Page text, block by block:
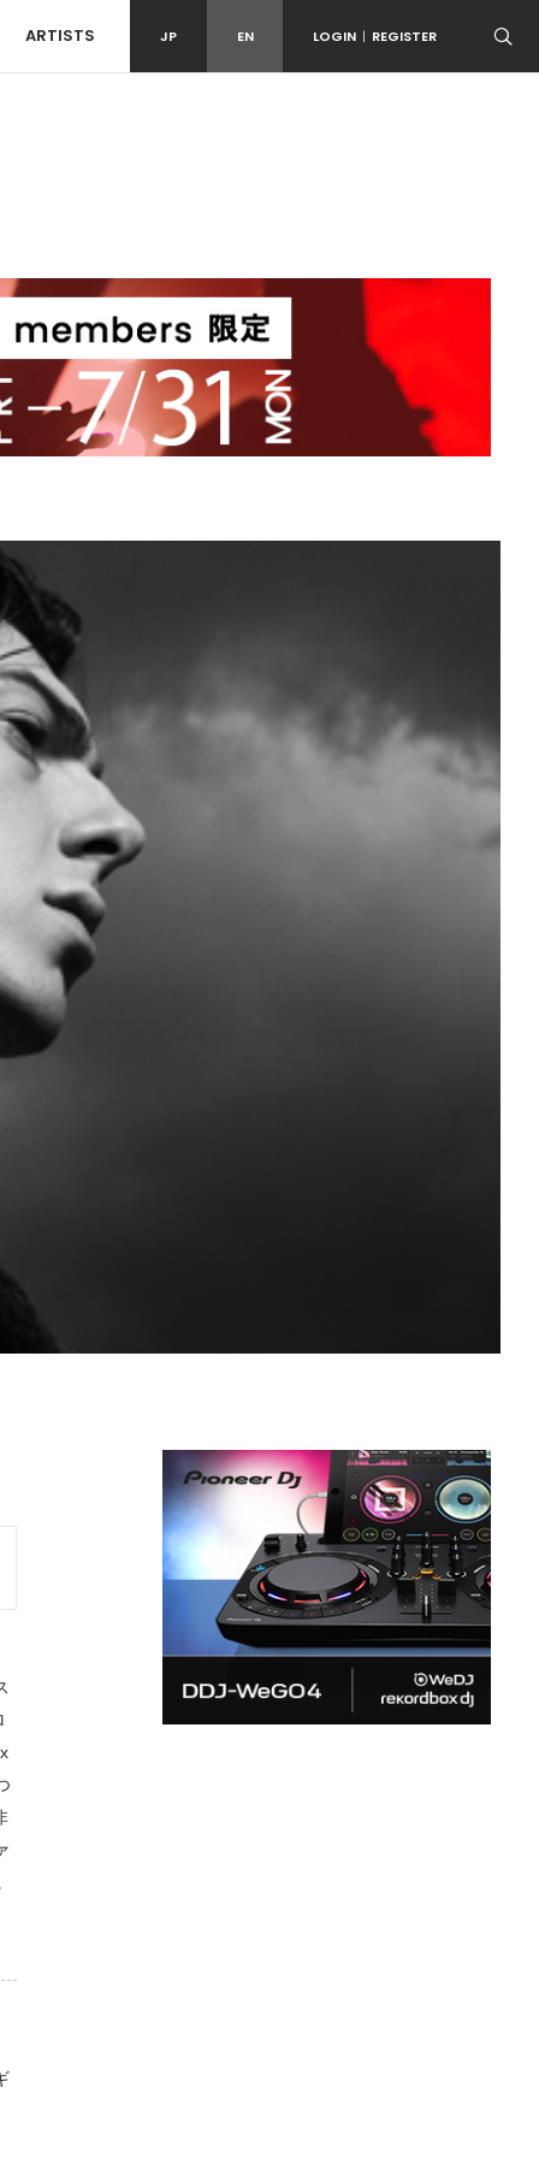
ARTISTS JP EN LOGIN | REGISTER